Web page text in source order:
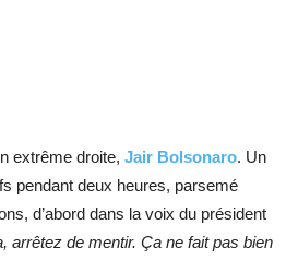
extrême droite, Jair Bolsonaro. Un
pendant deux heures, parsemé
d’abord dans la voix du président
arrêtez de mentir. Ça ne fait pas bien